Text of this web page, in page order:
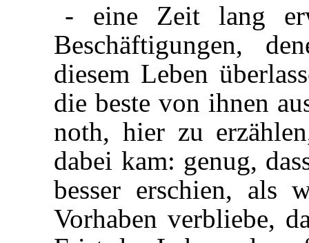
- eine Zeit lang
Beschäftigungen,
diesem Leben
die beste von ihnen
noth, hier zu
dabei kam: genug,
besser erschien, als
Vorhaben verbliebe,